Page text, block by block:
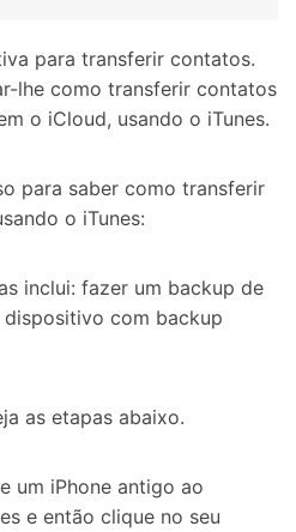
para transferir contatos.
lhe como transferir contatos
o iCloud, usando o iTunes.
para saber como transferir
o iTunes:
inclui: fazer um backup de
com backup
as etapas abaixo.
um iPhone antigo ao
e então clique no seu